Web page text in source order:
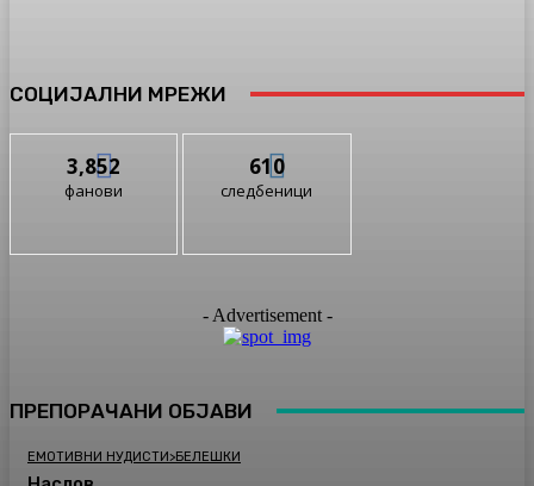
СОЦИЈАЛНИ МРЕЖИ
3,852
фанови
610
следбеници
- Advertisement -
ПРЕПОРАЧАНИ ОБЈАВИ
ЕМОТИВНИ НУДИСТИ>БЕЛЕШКИ